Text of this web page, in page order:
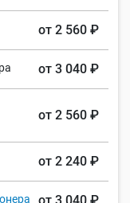
от 2 560 ₽
от 3 040 ₽
от 2 560 ₽
от 2 240 ₽
от 3 040 ₽